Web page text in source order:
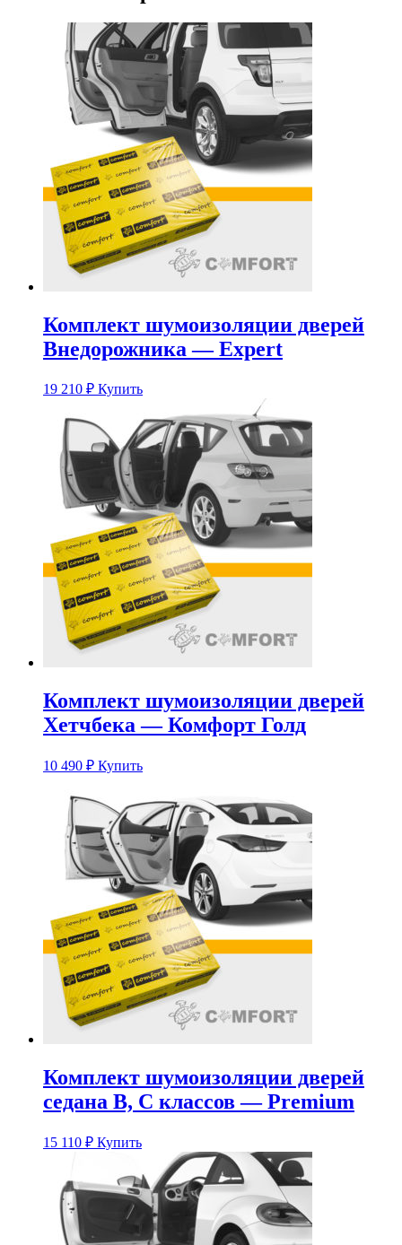
Комплект шумоизоляции дверей
Внедорожника — Expert
19 210 ₽ Купить
Комплект шумоизоляции дверей
Хетчбека — Комфорт Голд
10 490 ₽ Купить
Комплект шумоизоляции дверей
седана B, C классов — Premium
15 110 ₽ Купить